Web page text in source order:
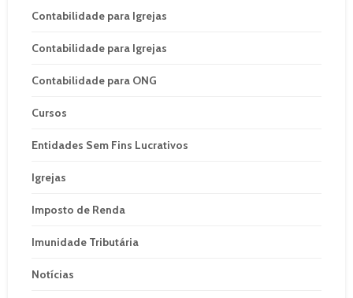
Contabilidade para Igrejas
Contabilidade para Igrejas
Contabilidade para ONG
Cursos
Entidades Sem Fins Lucrativos
Igrejas
Imposto de Renda
Imunidade Tributária
Notícias